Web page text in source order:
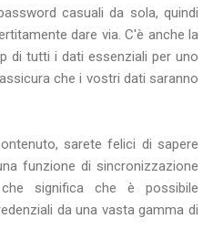
casuali da sola, quindi
dare via. C'è anche la
di tutti i dati essenziali per uno
che i vostri dati saranno
sarete felici di sapere
funzione di sincronizzazione
significa che è possibile
da una vasta gamma di